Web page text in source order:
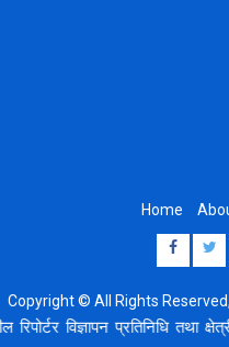
Home
Copyright © All Rights
प्रतिनिधि तथा क्षेत्रीय